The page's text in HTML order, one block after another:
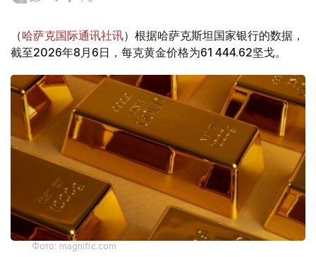
（哈萨克国际通讯社讯）根据哈萨克斯坦国家银行的数据，
截至2026年8月6日，每克黄金价格为61 444.62坚戈。
Фото: magnific.com